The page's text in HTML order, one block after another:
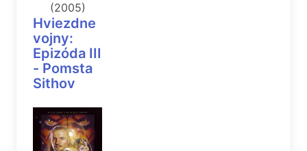
(2005)
Hviezdne
vojny:
Epizóda III
- Pomsta
Sithov